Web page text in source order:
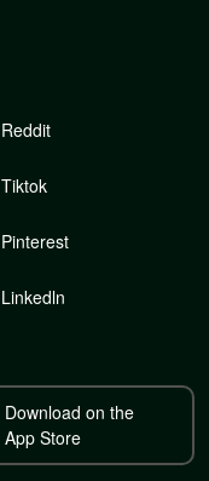
Reddit
Tiktok
Pinterest
Linkedln
Download on the
App Store